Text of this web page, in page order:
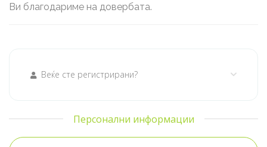
Ви благодариме на довербата.
Веќе сте регистрирани?
Персонални информации